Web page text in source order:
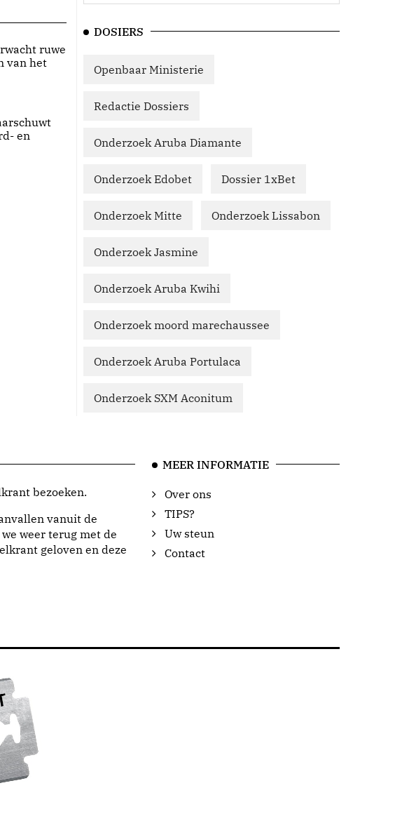
ruwe
van het
en
DOSIERS
Openbaar Ministerie
Redactie Dossiers
Onderzoek Aruba Diamante
Onderzoek Edobet Dossier 1xBet
Onderzoek Mitte Onderzoek Lissabon
Onderzoek Jasmine
Onderzoek Aruba Kwihi
Onderzoek moord marechaussee
Onderzoek Aruba Portulaca
Onderzoek SXM Aconitum
bezoeken.
vanuit de
weer terug met de
geloven en deze
MEER INFORMATIE
Over ons
TIPS?
Uw steun
Contact